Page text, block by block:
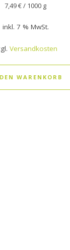
7,49€/ 1000 g
inkl. 7 % MwSt.
Versandkosten
WARENKORB